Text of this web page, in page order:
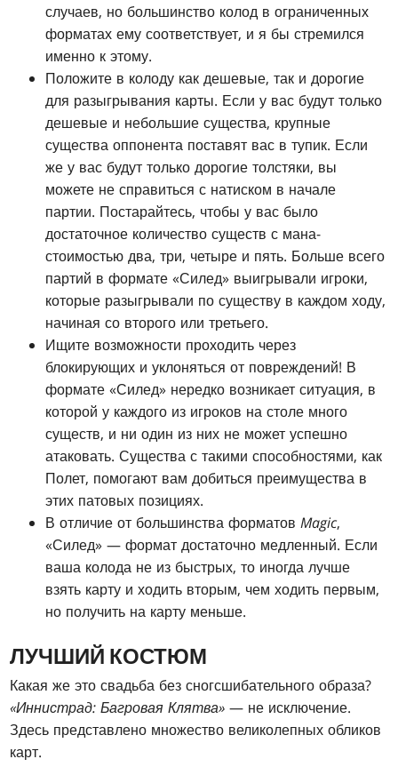
случаев, но большинство колод в ограниченных
форматах ему соответствует, и я бы стремился
именно к этому.
Положите в колоду как дешевые, так и дорогие
для разыгрывания карты. Если у вас будут только
дешевые и небольшие существа, крупные
существа оппонента поставят вас в тупик. Если
же у вас будут только дорогие толстяки, вы
можете не справиться с натиском в начале
партии. Постарайтесь, чтобы у вас было
достаточное количество существ с мана-
стоимостью два, три, четыре и пять. Больше всего
партий в формате «Силед» выигрывали игроки,
которые разыгрывали по существу в каждом ходу,
начиная со второго или третьего.
Ищите возможности проходить через
блокирующих и уклоняться от повреждений! В
формате «Силед» нередко возникает ситуация, в
которой у каждого из игроков на столе много
существ, и ни один из них не может успешно
атаковать. Существа с такими способностями, как
Полет, помогают вам добиться преимущества в
этих патовых позициях.
В отличие от большинства форматовMagic,
«Силед» — формат достаточно медленный. Если
ваша колода не из быстрых, то иногда лучше
взять карту и ходить вторым, чем ходить первым,
но получить на карту меньше.
ЛУЧШИЙ КОСТЮМ
Какая же это свадьба без сногсшибательного образа?
«Иннистрад: Багровая Клятва» — не исключение.
Здесь представлено множество великолепных обликов
карт.